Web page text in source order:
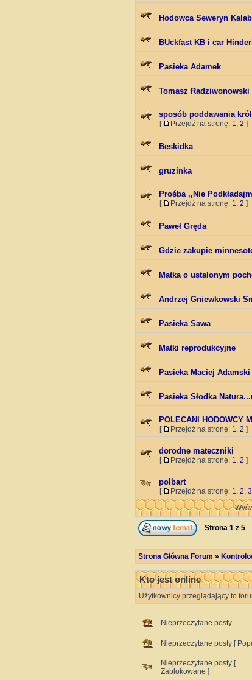
Hodowca Seweryn
BUckfast KB i car
Pasieka Adamek
Tomasz Radziwonowski
sposób poddawania
[ Przejdź na stronę: 1, 2 ]
Beskidka
gruzinka
Prośba ,,Nie
[ Przejdź na stronę: 1, 2 ]
Paweł Gręda
Gdzie zakupie
Matka o ustalonym
Andrzej Gniewkowski
Pasieka Sawa
Matki reprodukcyjne
Pasieka Maciej Adamski
Pasieka Słodka
POLECANI HODOWCY
[ Przejdź na stronę: 1, 2 ]
dorodne mateczniki
[ Przejdź na stronę: 1, 2 ]
polbart
[ Przejdź na stronę: 1, 2, 3
Strona 1 z 5
Strona Główna Forum »
Kto jest online
Użytkownicy przeglądający to
Nieprzeczytane posty
Nieprzeczytane posty [
Nieprzeczytane posty [
Zablokowane ]